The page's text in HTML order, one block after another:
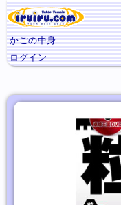
かごの中身
ログイン